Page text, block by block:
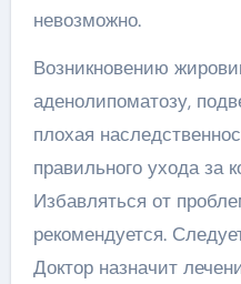
невозможно.
Возникновению
аденолипоматозу,
плохая
правильного ухода за
Избавляться от
рекомендуется.
Доктор назначит